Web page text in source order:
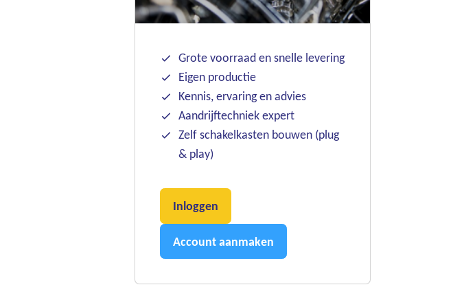
Grote voorraad en snelle levering
Eigen productie
Kennis, ervaring en advies
Aandrijftechniek expert
Zelf schakelkasten bouwen (plug
& play)
Inloggen
Account aanmaken